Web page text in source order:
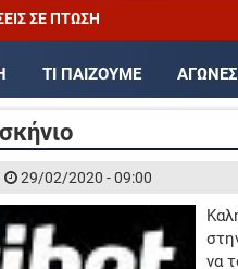
ΠΤΏΣΗ
ΑΠΟΔΌΣΕΙΣ ΣΕ ΠΤΏΣΗ
ΠΡΟΤΕΙΝΌΜΕΝΑ SITES
ΤΙ ΠΑΙΖΟΥΜΕ ΑΓΩΝΕΣ
29/02/2020 - 09:00
να